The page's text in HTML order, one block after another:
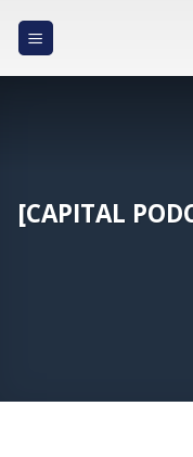
[CAPITAL